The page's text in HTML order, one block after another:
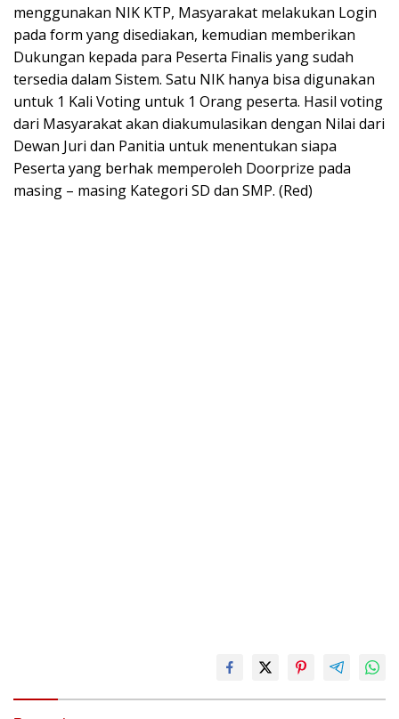
menggunakan NIK KTP, Masyarakat melakukan Login
pada form yang disediakan, kemudian memberikan
Dukungan kepada para Peserta Finalis yang sudah
tersedia dalam Sistem. Satu NIK hanya bisa digunakan
untuk 1 Kali Voting untuk 1 Orang peserta. Hasil voting
dari Masyarakat akan diakumulasikan dengan Nilai dari
Dewan Juri dan Panitia untuk menentukan siapa
Peserta yang berhak memperoleh Doorprize pada
masing – masing Kategori SD dan SMP. (Red)